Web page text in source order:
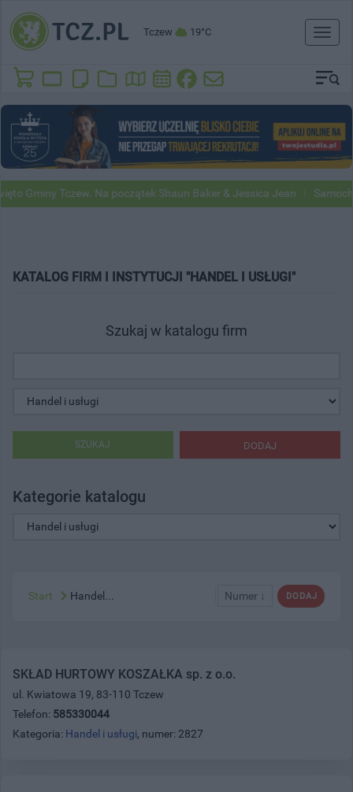
Tczew 19°C
Toggle
Gminy Tczew. Na początek Shaun Baker & Jessica Jean
KATALOG FIRM I INSTYTUCJI "HANDEL I USŁUGI"
Szukaj w katalogu firm
DODAJ
SZUKAJ
Kategorie katalogu
DODAJ
Numer ↓
Start Handel...
SKŁAD HURTOWY KOSZAŁKA sp. z o.o.
ul. Kwiatowa 19, 83-110 Tczew
Telefon: 585330044
Kategoria: Handel i usługi, numer: 2827